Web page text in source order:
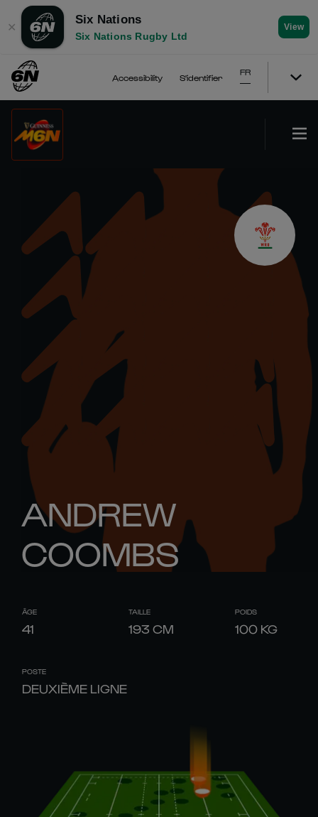
✕
Six Nations
Six Nations Rugby Ltd
View
Accessibility S'identifier
FR
ANDREW
COOMBS
ÂGE
41
TAILLE
193 CM
POIDS
100 KG
POSTE
DEUXIÈME LIGNE